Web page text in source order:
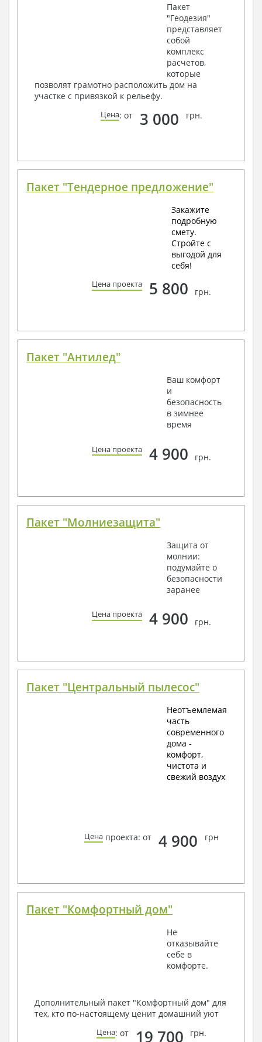
Пакет
"Геодезия"
представляет
собой
комплекс
расчетов,
которые
позволят грамотно расположить дом на
участке с привязкой к рельефу.
Цена: от 3 000 грн.
Пакет "Тендерное предложение"
Закажите
подробную
смету.
Стройте с
выгодой для
себя!
Цена проекта 5 800 грн.
Пакет "Антилед"
Ваш комфорт
и
безопасность
в зимнее
время
Цена проекта 4 900 грн.
Пакет "Молниезащита"
Защита от
молнии:
подумайте о
безопасности
заранее
Цена проекта 4 900 грн.
Пакет "Центральный пылесос"
Неотъемлемая
часть
современного
дома -
комфорт,
чистота и
свежий воздух
Цена проекта: от 4 900 грн
Пакет "Комфортный дом"
Не
отказывайте
себе в
комфорте.
Дополнительный пакет "Комфортный дом" для
тех, кто по-настоящему ценит домашний уют
Цена: от 19 700 грн.